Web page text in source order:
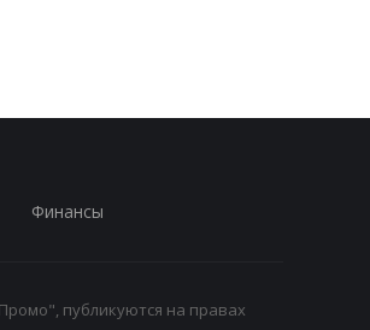
Финансы
публикуются на правах